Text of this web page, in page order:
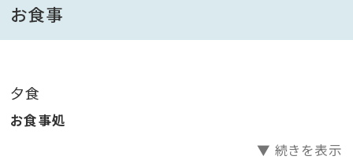
鹿児島県産の黒豚を使ったしゃぶしゃぶ鍋をご提供いた
します。
枕崎産の鰹節をベースに特製お出汁でお召し上がりく
お食事
夕食
お食事処
▼ 続きを表示